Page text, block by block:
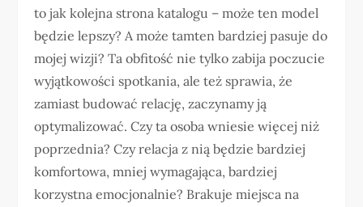
to jak kolejna strona katalogu – może ten model
będzie lepszy? A może tamten bardziej pasuje do
mojej wizji? Ta obfitość nie tylko zabija poczucie
wyjątkowości spotkania, ale też sprawia, że
zamiast budować relację, zaczynamy ją
optymalizować. Czy ta osoba wniesie więcej niż
poprzednia? Czy relacja z nią będzie bardziej
komfortowa, mniej wymagająca, bardziej
korzystna emocjonalnie? Brakuje miejsca na